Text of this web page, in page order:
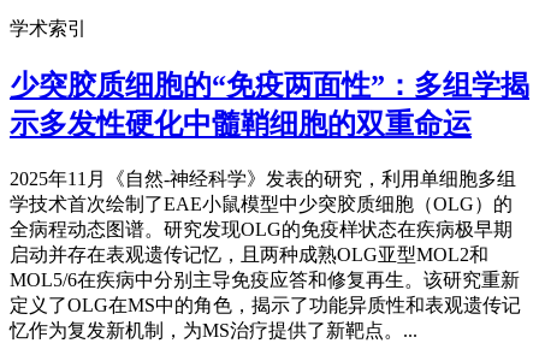
学术索引
少突胶质细胞的“免疫两面性”：多组学揭
示多发性硬化中髓鞘细胞的双重命运
2025年11月《自然-神经科学》发表的研究，利用单细胞多组
学技术首次绘制了EAE小鼠模型中少突胶质细胞（OLG）的
全病程动态图谱。研究发现OLG的免疫样状态在疾病极早期
启动并存在表观遗传记忆，且两种成熟OLG亚型MOL2和
MOL5/6在疾病中分别主导免疫应答和修复再生。该研究重新
定义了OLG在MS中的角色，揭示了功能异质性和表观遗传记
忆作为复发新机制，为MS治疗提供了新靶点。...